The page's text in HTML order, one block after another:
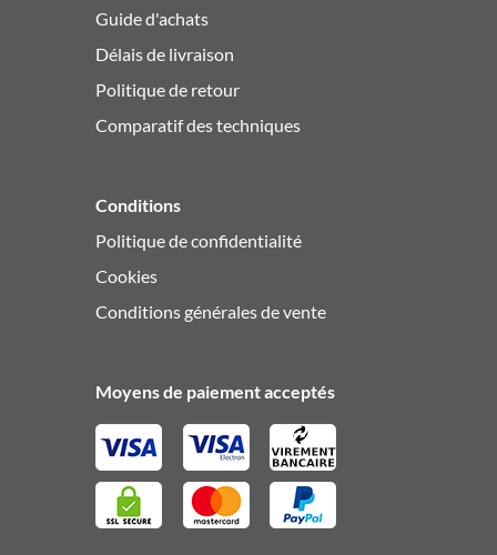
Guide d'achats
Délais de livraison
Politique de retour
Comparatif des techniques
Conditions
Politique de confidentialité
Cookies
Conditions générales de vente
Moyens de paiement acceptés